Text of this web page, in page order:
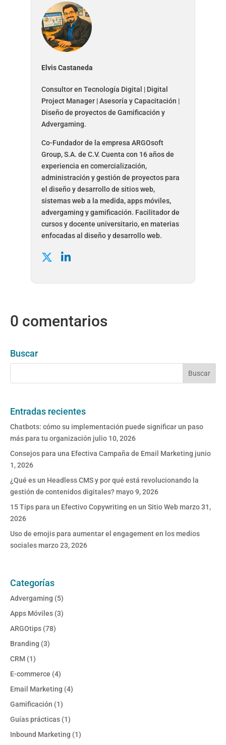
Elvis Castaneda
Consultor en Tecnología Digital | Digital
Project Manager | Asesoría y Capacitación |
Diseño de proyectos de Gamificación y
Advergaming.
Co-Fundador de la empresa ARGOsoft
Group, S.A. de C.V. Cuenta con 16 años de
experiencia en comercialización,
administración y gestión de proyectos para
el diseño y desarrollo de sitios web,
sistemas web a la medida, apps móviles,
advergaming y gamificación. Facilitador de
cursos y docente universitario, en materias
enfocadas al diseño y desarrollo web.
0 comentarios
Buscar
Entradas recientes
Chatbots: cómo su implementación puede significar un paso
más para tu organización julio 10, 2026
Consejos para una Efectiva Campaña de Email Marketing junio
1, 2026
¿Qué es un Headless CMS y por qué está revolucionando la
gestión de contenidos digitales?mayo 9, 2026
15 Tips para un Efectivo Copywriting en un Sitio Webmarzo 31,
2026
Uso de emojis para aumentar el engagement en los medios
socialesmarzo 23, 2026
Categorías
Advergaming (5)
Apps Móviles (3)
ARGOtips (78)
Branding (3)
CRM (1)
E-commerce (4)
Email Marketing (4)
Gamificación (1)
Guías prácticas (1)
Inbound Marketing (1)